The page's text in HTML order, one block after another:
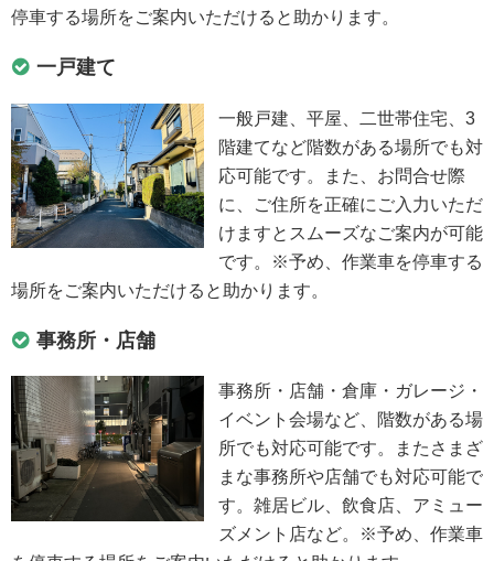
停車する場所をご案内いただけると助かります。
一戸建て
一般戸建、平屋、二世帯住宅、3
階建てなど階数がある場所でも対
応可能です。また、お問合せ際
に、ご住所を正確にご入力いただ
けますとスムーズなご案内が可能
です。※予め、作業車を停車する
場所をご案内いただけると助かります。
事務所・店舗
事務所・店舗・倉庫・ガレージ・
イベント会場など、階数がある場
所でも対応可能です。またさまざ
まな事務所や店舗でも対応可能で
す。雑居ビル、飲食店、アミュー
ズメント店など。※予め、作業車